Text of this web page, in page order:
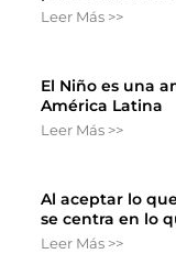
Leer Más >>
El Niño es una
América Latina
Leer Más >>
Al aceptar lo
se centra en lo
Leer Más >>